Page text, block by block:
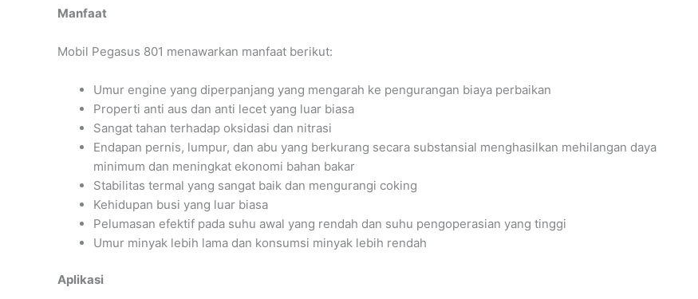
Manfaat
Mobil Pegasus 801 menawarkan manfaat berikut:
Umur engine yang diperpanjang yang mengarah ke pengurangan biaya perbaikan
Properti anti aus dan anti lecet yang luar biasa
Sangat tahan terhadap oksidasi dan nitrasi
Endapan pernis, lumpur, dan abu yang berkurang secara substansial menghasilkan mehilangan daya
minimum dan meningkat ekonomi bahan bakar
Stabilitas termal yang sangat baik dan mengurangi coking
Kehidupan busi yang luar biasa
Pelumasan efektif pada suhu awal yang rendah dan suhu pengoperasian yang tinggi
Umur minyak lebih lama dan konsumsi minyak lebih rendah
Aplikasi